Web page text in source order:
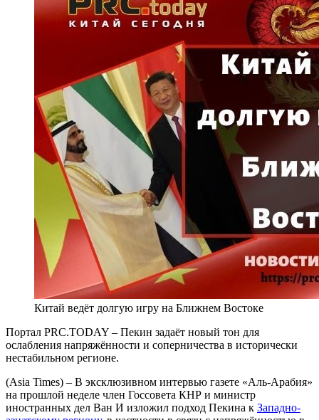
Китай ведёт долгую игру на Ближнем Востоке
Портал PRC.TODAY – Пекин задаёт новый тон для
ослабления напряжённости и соперничества в исторически
нестабильном регионе.
(Asia Times) – В эксклюзивном интервью газете «Аль-Арабия»
на прошлой неделе член Госсовета КНР и министр
иностранных дел Ван И изложил подход Пекина к Западно-